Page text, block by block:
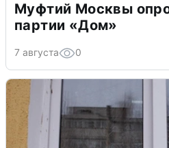
Муфтий Москвы
партии «Дом»
7 августа 0